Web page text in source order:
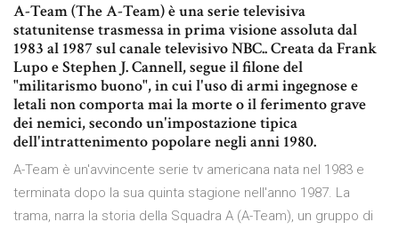
A-Team (The A-Team) è una serie televisiva
statunitense trasmessa in prima visione assoluta dal
1983 al 1987 sul canale televisivo NBC.. Creata da Frank
Lupo e Stephen J. Cannell, segue il filone del
"militarismo buono", in cui l'uso di armi ingegnose e
letali non comporta mai la morte o il ferimento grave
dei nemici, secondo un'impostazione tipica
dell'intrattenimento popolare negli anni 1980.
A-Team è un'avvincente serie tv americana nata nel 1983 e
terminata dopo la sua quinta stagione nell'anno 1987. La
trama, narra la storia della Squadra A (A-Team), un gruppo di